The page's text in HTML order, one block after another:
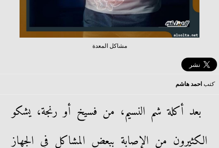
مشاكل المعدة
كتب احمد هاشم
بعد أكلة شم النسيم، من فسيخ أو رنجة، يشكو
الكثيرون من الإصابة ببعض المشاكل في الجهاز